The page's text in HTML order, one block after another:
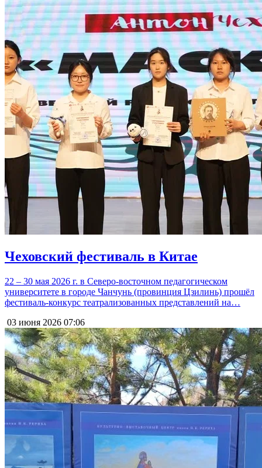
Чеховский фестиваль в Китае
22 – 30 мая 2026 г. в Северо-восточном педагогическом
университете в городе Чанчунь (провинция Цзилинь) прошёл
фестиваль-конкурс театрализованных представлений на…
03 июня 2026 07:06